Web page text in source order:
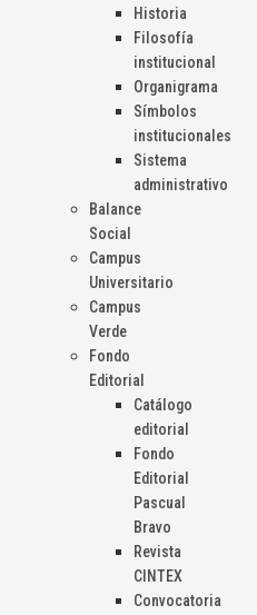
Historia
Filosofía
institucional
Organigrama
Símbolos
institucionales
Sistema
administrativo
Balance
Social
Campus
Universitario
Campus
Verde
Fondo
Editorial
Catálogo
editorial
Fondo
Editorial
Pascual
Bravo
Revista
CINTEX
Convocatoria